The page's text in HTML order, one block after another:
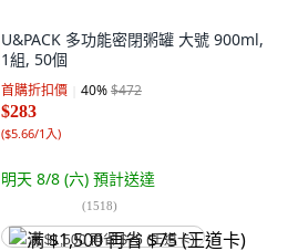
U&PACK 多功能密閉粥罐 大號 900ml,
1組, 50個
首購折扣價 40%$472
$283
($5.66/1入)
明天 8/8 (六) 預計送達
(1518)
满 $1,500 再省 $75 (王道卡)